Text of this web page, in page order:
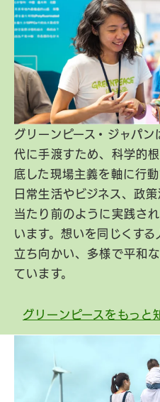
グリーンピース・ジャパ
代に手渡すため、科学的
底した現場主義を軸に行
日常生活やビジネス、政
当たり前のように実践さ
います。想いを同じくす
立ち向かい、多様で平和
ています。
グリーンピースをもっと